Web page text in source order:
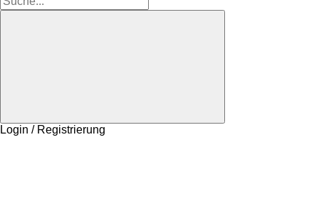
Login / Registrierung